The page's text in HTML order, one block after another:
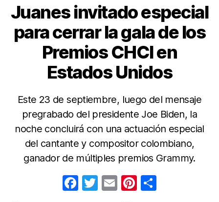
Juanes invitado especial
para cerrar la gala de los
Premios CHCI en
Estados Unidos
Este 23 de septiembre, luego del mensaje
pregrabado del presidente Joe Biden, la
noche concluirá con una actuación especial
del cantante y compositor colombiano,
ganador de múltiples premios Grammy.
F T E Pi